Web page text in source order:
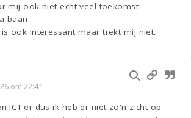
mij ook niet echt veel toekomst
baan.
ook interessant maar trekt mij niet.
om 22:41
ICT'er dus ik heb er niet zo'n zicht op